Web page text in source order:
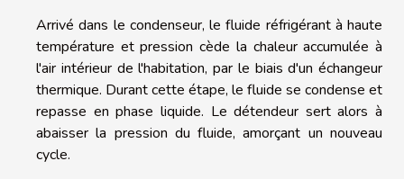
Arrivé dans le condenseur, le fluide réfrigérant à haute
température et pression cède la chaleur accumulée à
l'air intérieur de l'habitation, par le biais d'un échangeur
thermique. Durant cette étape, le fluide se condense et
repasse en phase liquide. Le détendeur sert alors à
abaisser la pression du fluide, amorçant un nouveau
cycle.